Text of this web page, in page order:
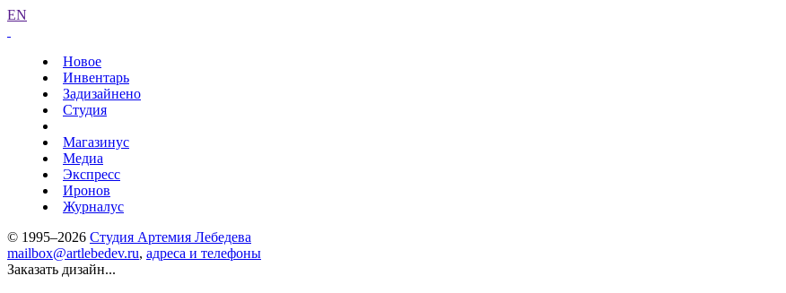
EN
Новое
Инвентарь
Задизайнено
Студия
Магазинус
Медиа
Экспресс
Иронов
Журналус
© 1995–2026 Студия Артемия Лебедева
mailbox@artlebedev.ru, адреса и телефоны
Заказать дизайн...